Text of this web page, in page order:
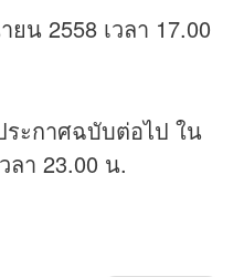
น 2558 เวลา 17.00
ะกาศฉบับต่อไป ใน
ลา 23.00 น.